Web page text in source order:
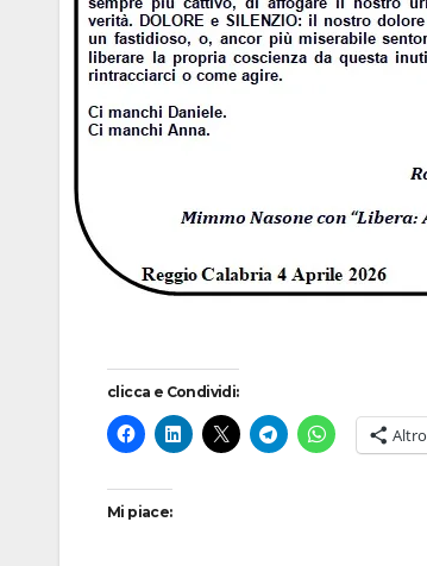
clicca e Condividi:
Altro
Mi piace: